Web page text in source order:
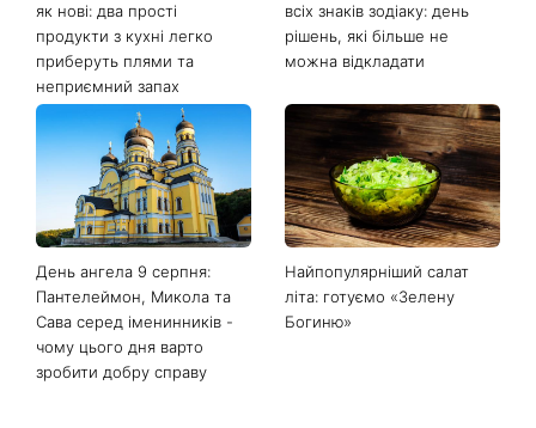
як нові: два прості
продукти з кухні легко
приберуть плями та
неприємний запах
всіх знаків зодіаку: день
рішень, які більше не
можна відкладати
День ангела 9 серпня:
Пантелеймон, Микола та
Сава серед іменинників -
чому цього дня варто
зробити добру справу
Найпопулярніший салат
літа: готуємо «Зелену
Богиню»